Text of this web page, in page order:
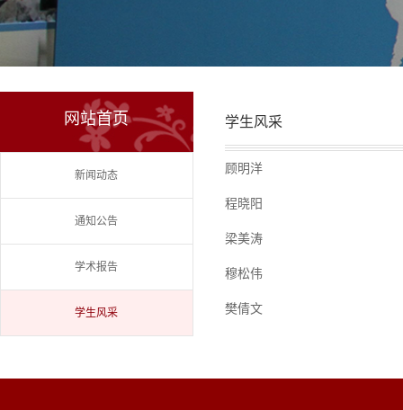
网站首页
新闻动态
通知公告
学术报告
学生风采
学生风采
顾明洋
程晓阳
梁美涛
穆松伟
樊倩文